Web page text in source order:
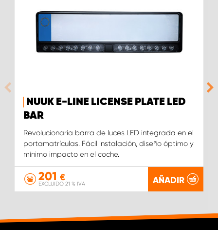
NUUK E-LINE LICENSE PLATE LED
BAR
Revolucionaria barra de luces LED integrada en el
portamatrículas. Fácil instalación, diseño óptimo y
mínimo impacto en el coche.
201 €
EXCLUIDO 21 % IVA AÑADIR